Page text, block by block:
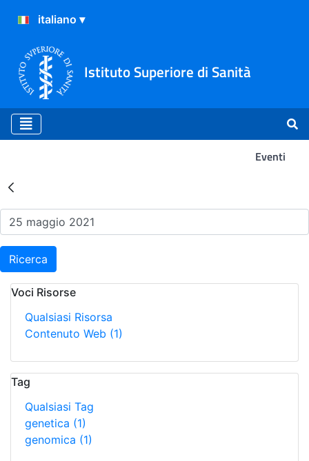
Istituto Superiore di Sanità
Eventi
Risultati della Ricerca -
Ricerca
Voci Risorse
Qualsiasi Risorsa
Contenuto Web (1)
Tag
Qualsiasi Tag
genetica (1)
genomica (1)